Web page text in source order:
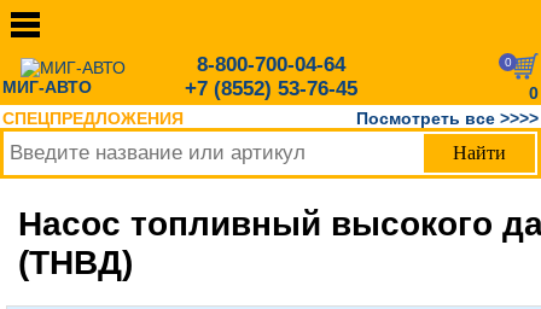
МИГ-АВТО
8-800-700-04-64
+7 (8552) 53-76-45
0
0
СПЕЦПРЕДЛОЖЕНИЯ
Посмотреть все >>>>
Насос топливный высокого
(ТНВД)